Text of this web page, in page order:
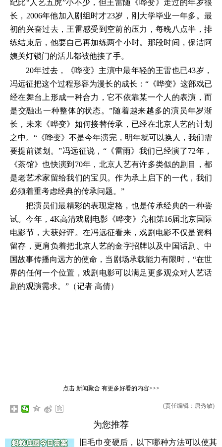
纪比“人艺五虎”小不少，但王雷随《哗变》走过的年岁很
长，2006年他加入剧组时才23岁，刚大学毕业一年多。最
初的兴奋过去，王雷感受到空前的压力，每晚八点半，排
练结束后，他要自己再加练两个小时。那段时间，保洁阿
姨关灯锁门的活儿都被他接了手。
20年过去，《哗变》主演中最年轻的王雷也已43岁，
冯远征把这个过程形容为漫长的成长：“《哗变》这部戏已
经在舞台上形成一种合力，它不依靠某一个人的表演，而
是交融出一种整体的状态。”随着越来越多的演员年岁渐
长，未来《哗变》如何接替传承，已经在北京人艺的计划
之中。“《哗变》不是今年演完，明年就可以换人，我们需
要提前谋划。”冯远征说，“《雷雨》我们已经演了72年，
《茶馆》也快演到70年，北京人艺有许多类似的剧目，都
是老艺术家留给我们的宝贝。作为承上启下的一代，我们
必须着重考虑经典的传承问题。”
把演员们最精彩的表现定格，也是传承经典的一种尝
试。今年，4K高清戏剧电影《哗变》亮相第16届北京国际
电影节，大获好评。在冯远征看来，戏剧电影不仅是资料
留存，更肩负着把北京人艺的金字招牌以及中国话剧、中
国故事传播向远方的使命，当剧场承载能力有限时，“在世
界的任何一个位置，戏剧电影可以满足更多观众对人艺话
剧的观演需求。”（记者 高倩）
点击 新闻聚合有更多好看的内容>>>
(责任编辑：唐秀敏)
为您推荐
旧毛巾变硬后，以下哪种方法可以使其